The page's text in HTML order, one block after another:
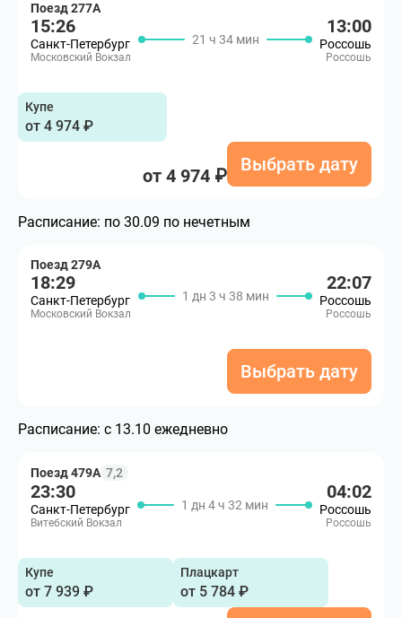
Поезд 277А
15:26
Санкт-Петербург
Московский Вокзал
21 ч 34 мин
13:00
Россошь
Россошь
Купе
от 4 974 ₽
от 4 974 ₽
Выбрать дату
Расписание: по 30.09 по нечетным
Поезд 279А
18:29
Санкт-Петербург
Московский Вокзал
1 дн 3 ч 38 мин
22:07
Россошь
Россошь
Выбрать дату
Расписание: с 13.10 ежедневно
Поезд 479А 7,2
23:30
Санкт-Петербург
Витебский Вокзал
1 дн 4 ч 32 мин
04:02
Россошь
Россошь
Купе
от 7 939 ₽
Плацкарт
от 5 784 ₽